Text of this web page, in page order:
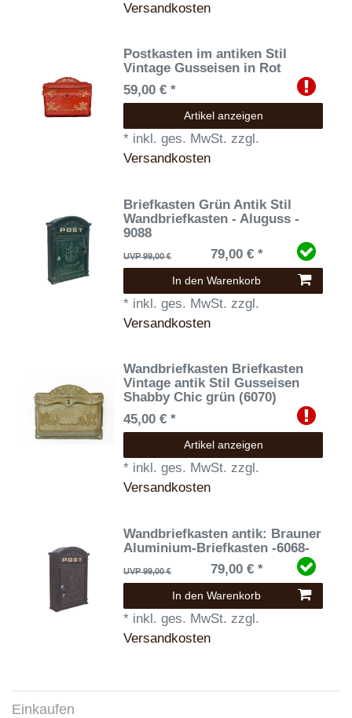
Versandkosten
Postkasten im antiken Stil
Vintage Gusseisen in Rot
59,00 € *
Artikel anzeigen
* inkl. ges. MwSt. zzgl.
Versandkosten
Briefkasten Grün Antik Stil
Wandbriefkasten - Aluguss -
9088
UVP 99,00 € 79,00 € *
In den Warenkorb
* inkl. ges. MwSt. zzgl.
Versandkosten
Wandbriefkasten Briefkasten
Vintage antik Stil Gusseisen
Shabby Chic grün (6070)
45,00 € *
Artikel anzeigen
* inkl. ges. MwSt. zzgl.
Versandkosten
Wandbriefkasten antik: Brauner
Aluminium-Briefkasten -6068-
UVP 99,00 € 79,00 € *
In den Warenkorb
* inkl. ges. MwSt. zzgl.
Versandkosten
Einkaufen